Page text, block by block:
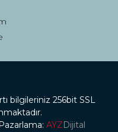
bilgileriniz 256bit SSL
AYZDijital